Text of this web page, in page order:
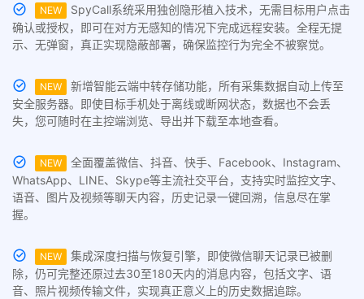
NEW
SpyCall系统采用独创隐形植入技术，无需目标用户点击
确认或授权，即可在对方无感知的情况下完成远程安装。全程无提
示、无弹窗，真正实现隐蔽部署，确保监控行为完全不被察觉。
NEW
新增智能云端中转存储功能，所有采集数据自动上传至
安全服务器。即使目标手机处于离线或断网状态，数据也不会丢
失，您可随时在主控端浏览、导出并下载至本地查看。
NEW
全面覆盖微信、抖音、快手、Facebook、Instagram、
WhatsApp、LINE、Skype等主流社交平台，支持实时监控文字、
语音、图片及视频等聊天内容，历史记录一键回溯，信息尽在掌
握。
NEW
集成深度扫描与恢复引擎，即使微信聊天记录已被删
除，仍可完整还原过去30至180天内的消息内容，包括文字、语
音、照片视频传输文件，实现真正意义上的历史数据追踪。